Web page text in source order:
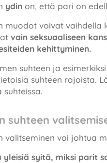
ydin on, että pari on
muodot voivat vaihdella
vain seksuaaliseen
kehittyminen.
suhteen ja
suhteen rajoista.
suhteissa.
suhteen
valitseminen voi johtua
yleisiä syitä, miksi parit